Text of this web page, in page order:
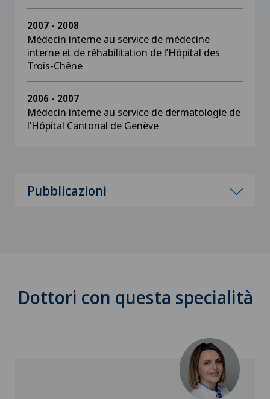
2007 - 2008
Médecin interne au service de médecine
interne et de réhabilitation de l’Hôpital des
Trois-Chêne
2006 - 2007
Médecin interne au service de dermatologie de
l’Hôpital Cantonal de Genève
Pubblicazioni
Dottori con questa specialità